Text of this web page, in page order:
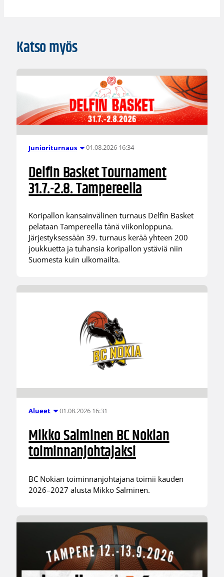
Katso myös
Junioriturnaus 01.08.2026 16:34
Delfin Basket Tournament
31.7.-2.8. Tampereella
Koripallon kansainvälinen turnaus Delfin Basket
pelataan Tampereella tänä viikonloppuna.
Järjestyksessään 39. turnaus kerää yhteen 200
joukkuetta ja tuhansia koripallon ystäviä niin
Suomesta kuin ulkomailta.
Alueet 01.08.2026 16:31
Mikko Salminen BC Nokian
toiminnanjohtajaksi
BC Nokian toiminnanjohtajana toimii kauden
2026–2027 alusta Mikko Salminen.